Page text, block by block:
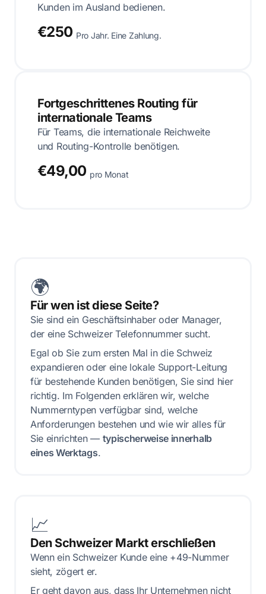
Kunden im Ausland bedienen.
€250 Pro Jahr. Eine Zahlung.
Fortgeschrittenes Routing für
internationale Teams
Für Teams, die internationale Reichweite
und Routing-Kontrolle benötigen.
€49,00 pro Monat
🌍
Für wen ist diese Seite?
Sie sind ein Geschäftsinhaber oder Manager,
der eine Schweizer Telefonnummer sucht.
Egal ob Sie zum ersten Mal in die Schweiz
expandieren oder eine lokale Support-Leitung
für bestehende Kunden benötigen, Sie sind hier
richtig. Im Folgenden erklären wir, welche
Nummerntypen verfügbar sind, welche
Anforderungen bestehen und wie wir alles für
Sie einrichten — typischerweise innerhalb
eines Werktags.
📈
Den Schweizer Markt erschließen
Wenn ein Schweizer Kunde eine +49-Nummer
sieht, zögert er.
Er geht davon aus, dass Ihr Unternehmen nicht